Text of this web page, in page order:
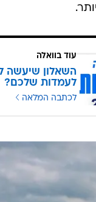
עוד בוואלה
השאלון שיעשה
לעמדות שלכם?
לכתבה המלאה